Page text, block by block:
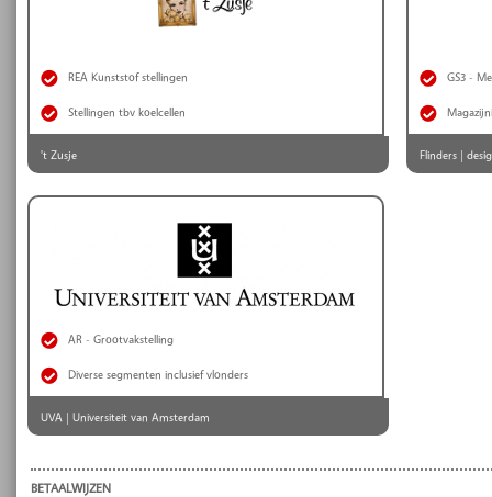
REA Kunststof stellingen
Stellingen tbv koelcellen
't Zusje
GS3 -
Flinders |
AR - Grootvakstelling
Diverse segmenten inclusief vlonders
UVA | Universiteit van Amsterdam
BETAALWIJZEN